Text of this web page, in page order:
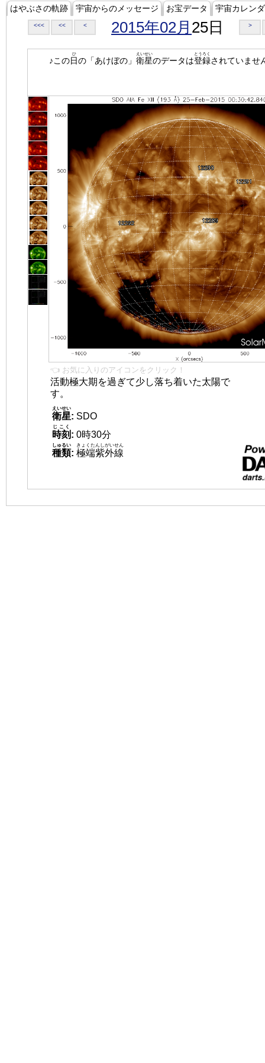
はやぶさの軌跡 宇宙からのメッセージ お宝データ 宇宙カレン
<<< << < 2015年02月 25日 >
♪この日
ひ
の「あけぼの」 衛星
えいせい
のデータは登録
とうろく
されていませ
👈 お気に入りのアイコンをクリック！
活動極大期を過ぎて少し落ち着いた太陽で
す。
衛星
えいせい
: SDO
時刻
じこく
: 0時30分
種類
しゅるい
: 極端紫外線
きょくたんしがいせん